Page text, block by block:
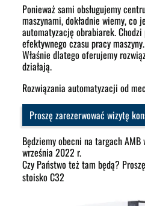
Ponieważ sami obsługujemy
maszynami, dokładnie wiemy, co
automatyzację obrabiarek.
efektywnego czasu pracy maszyny.
Właśnie dlatego oferujemy
działają.
Rozwiązania automatyzacji od
Proszę zarezerwować wizytę
Będziemy obecni na targach
września 2022 r.
Czy Państwo też tam będą?
stoisko C32